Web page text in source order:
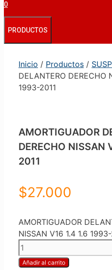
0
PRODUCTOS
Inicio / Productos /
DELANTERO DERECHO
1993-2011
AMORTIGUADOR
DERECHO NISSAN
2011
$27.000
AMORTIGUADOR
NISSAN V16 1.4 1.6
Añadir al carrito